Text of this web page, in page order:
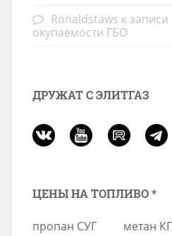
Ronaldstaws к записи
окупаемости ГБО
ДРУЖАТ С ЭЛИТГАЗ
ЦЕНЫ НА ТОПЛИВО *
пропан СУГ
метан